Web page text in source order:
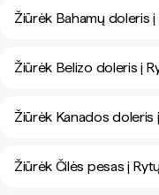
Žiūrėk Bahamų doleris
Žiūrėk Belizo doleris į
Žiūrėk Kanados doleris
Žiūrėk Čilės pesas į